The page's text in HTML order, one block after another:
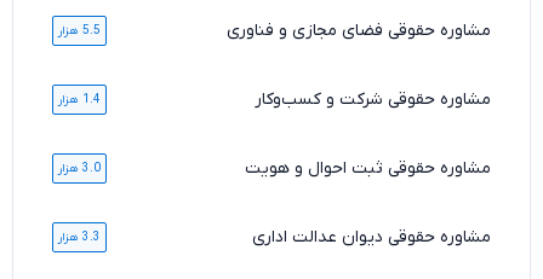
مشاوره حقوقی فضای مجازی و فناوری 5.5 هزار
مشاوره حقوقی شرکت و کسب‌وکار 1.4 هزار
مشاوره حقوقی ثبت احوال و هویت 3.0 هزار
مشاوره حقوقی دیوان عدالت اداری 3.3 هزار